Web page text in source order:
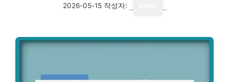
2026-05-15 작성자: